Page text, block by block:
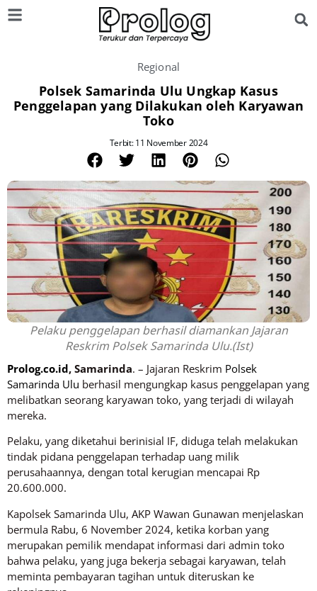
Regional
Polsek Samarinda Ulu Ungkap Kasus
Penggelapan yang Dilakukan oleh Karyawan
Toko
Terbit: 11 November 2024
Pelaku penggelapan berhasil diamankan Jajaran
Reskrim Polsek Samarinda Ulu.(Ist)
Prolog.co.id, Samarinda. – Jajaran Reskrim Polsek
Samarinda Ulu berhasil mengungkap kasus penggelapan yang
melibatkan seorang karyawan toko, yang terjadi di wilayah
mereka.
Pelaku, yang diketahui berinisial IF, diduga telah melakukan
tindak pidana penggelapan terhadap uang milik
perusahaannya, dengan total kerugian mencapai Rp
20.600.000.
Kapolsek Samarinda Ulu, AKP Wawan Gunawan menjelaskan
bermula Rabu, 6 November 2024, ketika korban yang
merupakan pemilik mendapat informasi dari admin toko
bahwa pelaku, yang juga bekerja sebagai karyawan, telah
meminta pembayaran tagihan untuk diteruskan ke